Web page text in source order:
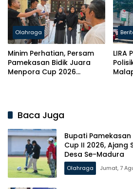
Olahraga
Minim Perhatian, Persam
Pamekasan Bidik Juara
Menpora Cup 2026
LIRA
Baca Juga
Bupati Pamekasan
Cup II 2026, Ajang
Desa Se-Madura
Olahraga Jumat, 7